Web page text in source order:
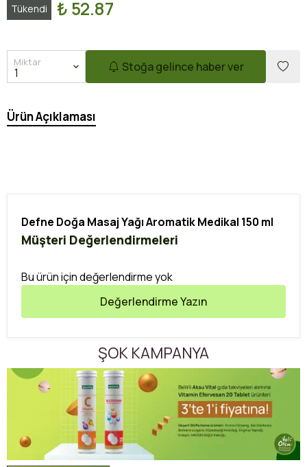
Tükendi ₺ 52.87
Miktar Stoğa gelince haber ver
Ürün Açıklaması
Defne Doğa Masaj Yağı Aromatik Medikal 150 ml
Müşteri Değerlendirmeleri
Bu ürün için değerlendirme yok
Değerlendirme Yazın
ŞOK KAMPANYA